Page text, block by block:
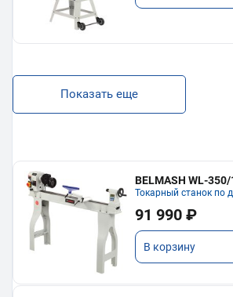
Показать еще
BELMASH WL-
Токарный станок по
91 990 ₽
В корзину